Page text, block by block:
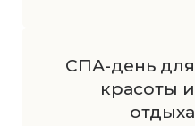
СПА-день для
красоты и
отдыха